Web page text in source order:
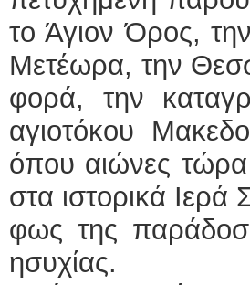
το Άγιον Όρος,
Μετέωρα, την
φορά, την
αγιοτόκου
όπου αιώνες
στα ιστορικά
φως της
ησυχίας.